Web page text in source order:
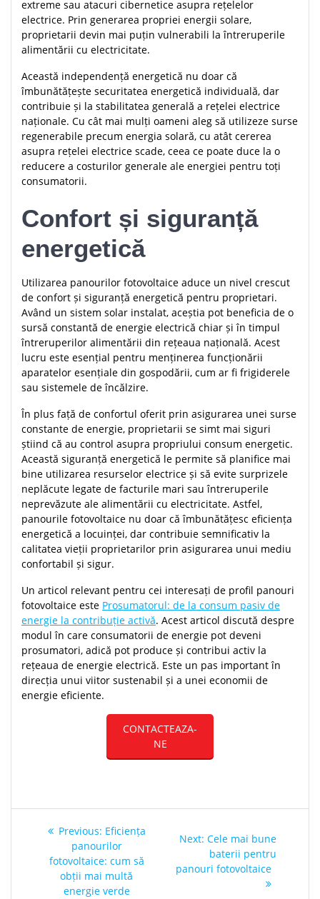
extreme sau atacuri cibernetice asupra rețelelor
electrice. Prin generarea propriei energii solare,
proprietarii devin mai puțin vulnerabili la întreruperile
alimentării cu electricitate.
Această independență energetică nu doar că
îmbunătățește securitatea energetică individuală, dar
contribuie și la stabilitatea generală a rețelei electrice
naționale. Cu cât mai mulți oameni aleg să utilizeze surse
regenerabile precum energia solară, cu atât cererea
asupra rețelei electrice scade, ceea ce poate duce la o
reducere a costurilor generale ale energiei pentru toți
consumatorii.
Confort și siguranță
energetică
Utilizarea panourilor fotovoltaice aduce un nivel crescut
de confort și siguranță energetică pentru proprietari.
Având un sistem solar instalat, aceștia pot beneficia de o
sursă constantă de energie electrică chiar și în timpul
întreruperilor alimentării din rețeaua națională. Acest
lucru este esențial pentru menținerea funcționării
aparatelor esențiale din gospodării, cum ar fi frigiderele
sau sistemele de încălzire.
În plus față de confortul oferit prin asigurarea unei surse
constante de energie, proprietarii se simt mai siguri
știind că au control asupra propriului consum energetic.
Această siguranță energetică le permite să planifice mai
bine utilizarea resurselor electrice și să evite surprizele
neplăcute legate de facturile mari sau întreruperile
neprevăzute ale alimentării cu electricitate. Astfel,
panourile fotovoltaice nu doar că îmbunătățesc eficiența
energetică a locuinței, dar contribuie semnificativ la
calitatea vieții proprietarilor prin asigurarea unui mediu
confortabil și sigur.
Un articol relevant pentru cei interesați de profil panouri
fotovoltaice este Prosumatorul: de la consum pasiv de
energie la contribuție activă. Acest articol discută despre
modul în care consumatorii de energie pot deveni
prosumatori, adică pot produce și contribui activ la
rețeaua de energie electrică. Este un pas important în
direcția unui viitor sustenabil și a unei economii de
energie eficiente.
CONTACTEAZA-
NE
Post
navigation
Previous: Previous
post:
Eficiența
panourilor
fotovoltaice: cum să
obții mai multă
energie verde
Next: Next
post:
Cele mai bune
baterii pentru
panouri fotovoltaice